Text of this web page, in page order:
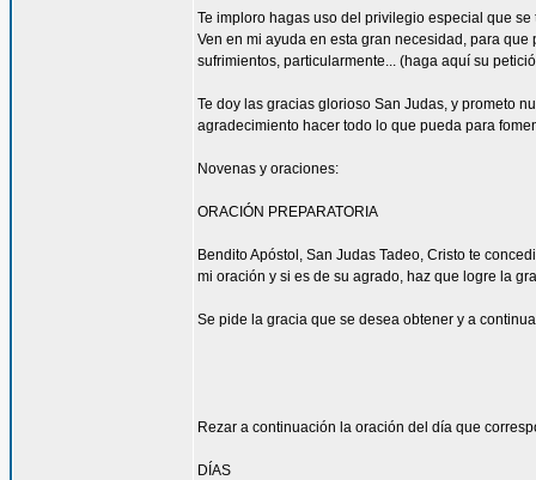
Te imploro hagas uso del privilegio especial que
Ven en mi ayuda en esta gran necesidad, para
sufrimientos, particularmente... (haga aquí su
Te doy las gracias glorioso San Judas, y prometo
agradecimiento hacer todo lo que pueda para
Novenas y oraciones:
ORACIÓN PREPARATORIA
Bendito Apóstol, San Judas Tadeo, Cristo te
mi oración y si es de su agrado, haz que logre la
Se pide la gracia que se desea obtener y a
Rezar a continuación la oración del día que
DÍAS